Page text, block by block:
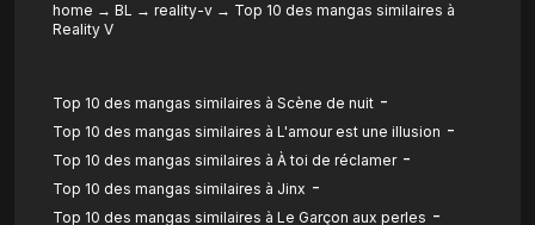
home → BL → reality-v → Top 10 des mangas similaires à
Reality V
Top 10 des mangas similaires à Scène de nuit -
Top 10 des mangas similaires à L'amour est une illusion -
Top 10 des mangas similaires à À toi de réclamer-
Top 10 des mangas similaires à Jinx -
Top 10 des mangas similaires à Le Garçon aux perles -